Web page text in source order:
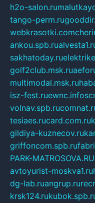
h2o-salon.ru
tango-perm.ru
webkrasotki.com
ankou.spb.ru
sakhatoday.ru
golf2club.msk.ru
multimodal.msk.ru
isz-fest.ruewnc.info
volnav.spb.ru
tesiaes.rucard.com.ru
gildiya-kuznecov.ru
griffoncom.spb.ru
PARK-MATROSOVA.RU
avtoyurist-moskva1.ru
dg-lab.ruangrup.ru
krsk124.ru